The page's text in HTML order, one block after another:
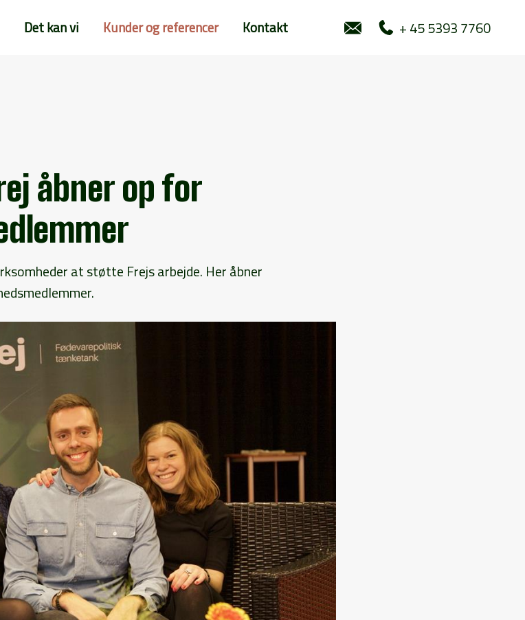
Det kan vi Kunder og referencer Kontakt + 45 5393 7760
åbner op for
at støtte Frejs arbejde. Her åbner